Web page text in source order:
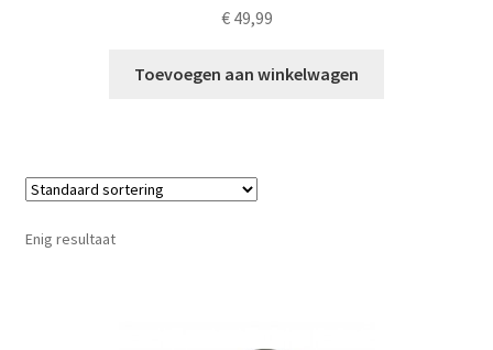
€49,99
Toevoegen aan winkelwagen
Enig resultaat